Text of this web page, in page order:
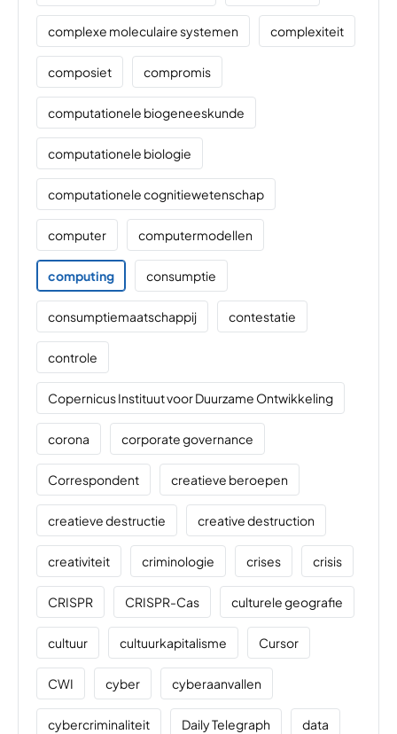
complexe moleculaire systemen complexiteit
composiet compromis
computationele biogeneeskunde
computationele biologie
computationele cognitiewetenschap
computer computermodellen
computing consumptie
consumptiemaatschappij contestatie
controle
Copernicus Instituut voor Duurzame Ontwikkeling
corona corporate governance
Correspondent creatieve beroepen
creatieve destructie creative destruction
creativiteit criminologie crises crisis
CRISPR CRISPR-Cas culturele geografie
cultuur cultuurkapitalisme Cursor
CWI cyber cyberaanvallen
cybercriminaliteit Daily Telegraph data